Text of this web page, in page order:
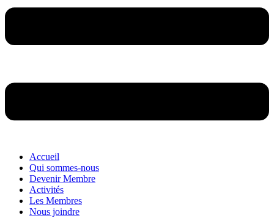
Accueil
Qui sommes-nous
Devenir Membre
Activités
Les Membres
Nous joindre